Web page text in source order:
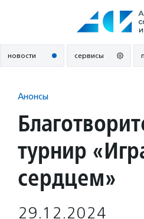
новости сервисы
Анонсы
турнир
сердцем»
29.12.2024